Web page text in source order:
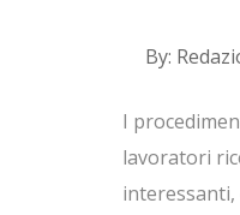
By:
I
lavoratori
interessanti,